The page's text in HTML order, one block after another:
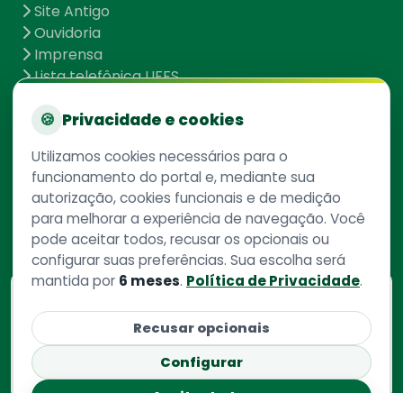
Site Antigo
Ouvidoria
Imprensa
Lista telefônica UFFS
UFFS contra o Aedes
Mapa do site
Redes Sociais
o cadastro da instituição no
Sistema e-Mec
🍪 Privacidade e cookies
Utilizamos cookies necessários para o
funcionamento do portal e, mediante sua
autorização, cookies funcionais e de medição
para melhorar a experiência de navegação. Você
pode aceitar todos, recusar os opcionais ou
configurar suas preferências. Sua escolha será
mantida por 6 meses. Política de Privacidade.
Recusar opcionais
Configurar